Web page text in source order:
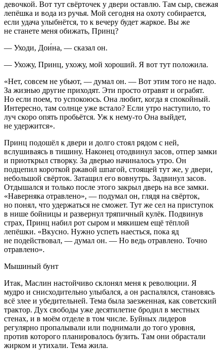
девочкой. Вот тут свёрточек у двери оставлю. Там сыр, свежая
лепёшка и вода из ручья. Мой сегодня на охоту собирается,
если удача улыбнётся, то к вечеру будет жаркое. Вы же
не станете меня обижать, Принц?
— Уходи, Дои́на, — сказал он.
— Ухожу, Принц, ухожу, мой хороший. Я вот тут положила.
«Нет, совсем не убьют, — думал он. — Вот этим того не надо.
За жизнью другие приходят. Эти просто отравят и ограбят.
Но если поем, то успокоюсь. Она любит, когда я спокойный.
Интересно, там солнце уже встало? Если утро наступило, то
луч скоро опять пробьётся. Уж к нему-то Она выйдет,
не удержится».
Принц подошёл к двери и долго стоял рядом с ней,
вслушиваясь в тишину. Наконец отодвинул засов, отпер замки
и приоткрыл створку. За дверью начиналось утро. Он
подцепил короткой ржавой шпагой, стоящей тут же, у двери,
небольшой свёрток. Затащил его вовнутрь. Задвинул засов.
Отдышался и только после этого закрыл дверь на все замки.
«Наверняка отравлено», — подумал он, глядя на свёрток,
но понял, что удержаться не сможет. Тут же сел на приступок
в нише бойницы и развернул тряпичный кулёк. Подвинув
страх, Принц набил рот сыром и мякишем ещё тёплой
лепёшки. «Вкусно. Нужно успеть наесться, пока яд
не подействовал, — думал он. — Но ведь отравлено. Точно
отравлено».
Мышиный бунт
Итак, Маслин настойчиво склонял меня к революции. Я
мудро и снисходительно улыбался, а он распалялся, становясь
всё злее и убедительней. Тема была заезженная, как советский
трактор. Дух свободы уже десятилетие бродил в местных
стенах, и в моём отделе в том числе. Буйных лидеров
регулярно пропалывали или поднимали до того уровня,
против которого планировалось бузить. Там они обрастали
жирком и утихали. Тема жила.